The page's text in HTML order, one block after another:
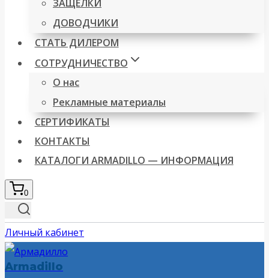
ЗАЩЕЛКИ
ДОВОДЧИКИ
СТАТЬ ДИЛЕРОМ
СОТРУДНИЧЕСТВО
О нас
Рекламные материалы
СЕРТИФИКАТЫ
КОНТАКТЫ
КАТАЛОГИ ARMADILLO — ИНФОРМАЦИЯ
0
Личный кабинет
Armadillo